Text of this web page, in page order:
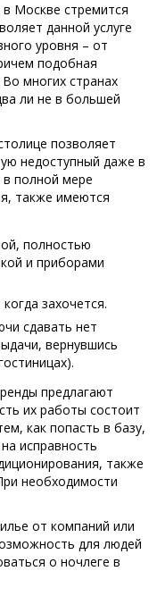
в Москве стремится
данной услуге
уровня – от
подобная
многих странах
ли не в большей
позволяет
недоступный даже в
полной мере
также имеются
полностью
и приборами
захочется.
сдавать нет
вернувшись
предлагают
их работы состоит
как попасть в базу,
исправность
также
необходимости
от компаний или
для людей
о ночлеге в